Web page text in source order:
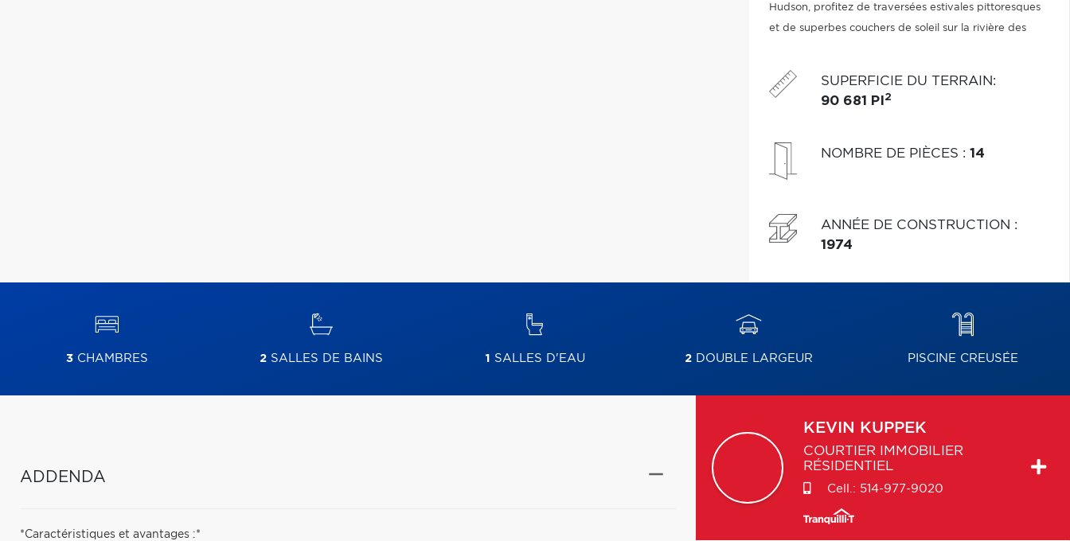
Hudson, profitez de traversées estivales pittoresques
et de superbes couchers de soleil sur la rivière des
SUPERFICIE DU TERRAIN:
90 681 PI 2
NOMBRE DE PIÈCES : 14
ANNÉE DE CONSTRUCTION :
1974
3CHAMBRES 2SALLES DE BAINS 1 SALLES D'EAU 2 DOUBLE LARGEUR PISCINE CREUSÉE
ADDENDA
*Caractéristiques et avantages :*
KEVIN KUPPEK
COURTIER IMMOBILIER
RÉSIDENTIEL
Cell.: 514-977-9020